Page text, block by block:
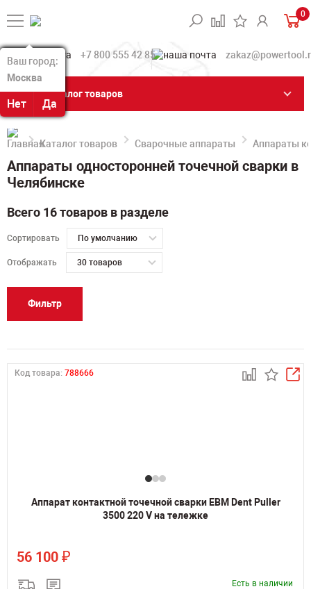
Ваш город:
Москва
Нет Да
Ваш город:
Москва
Нет Да
0
+7 800 555 42 85
Каталог товаров
Каталог товаров Сварочные аппараты Аппараты
Аппараты односторонней точечной сварки в
Челябинске
Всего 16 товаров в разделе
Сортировать По умолчанию
Отображать 30 товаров
Фильтр
Код товара: 788666
Аппарат контактной точечной сварки ЕВМ Dent Puller
3500 220 V на тележке
56 100 ₽
Есть в наличии